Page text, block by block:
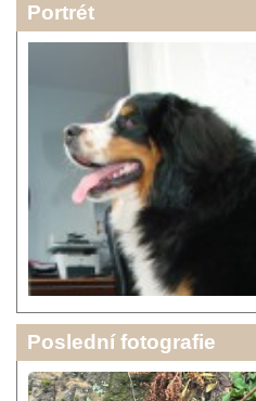
Portrét
Poslední fotografie